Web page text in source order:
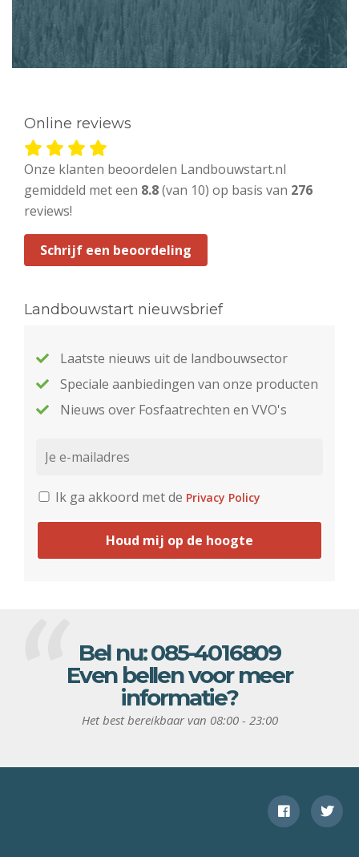
Online reviews
Onze klanten beoordelen Landbouwstart.nl
gemiddeld met een 8.8(van 10) op basis van 276
reviews!
Schrijf een beoordeling
Landbouwstart nieuwsbrief
Laatste nieuws uit de landbouwsector
Speciale aanbiedingen van onze producten
Nieuws over Fosfaatrechten en VVO's
Ik ga akkoord met de Privacy Policy
Houd mij op de hoogte
Bel nu:085-4016809
Even bellen voor meer
informatie?
Het best bereikbaar van 08:00 - 23:00